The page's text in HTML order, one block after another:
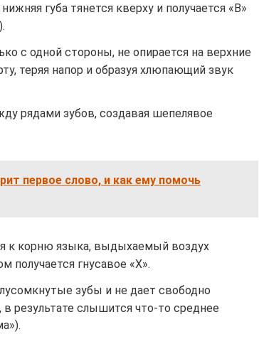
губа тянется кверху и получается «В»
с одной стороны, не опирается на верхние
теряя напор и образуя хлюпающий звук
рядами зубов, создавая шепелявое
первое слово, и как ему помочь
к корню языка, выдыхаемый воздух
получается гнусавое «Х».
зубы и не дает свободно
результате слышится что-то среднее